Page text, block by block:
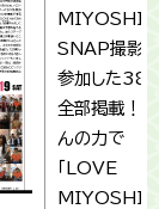
MIYOSHI
SNAP撮影
参加した
全部掲載！
んの力で
「LOVE
MIYOSHI」